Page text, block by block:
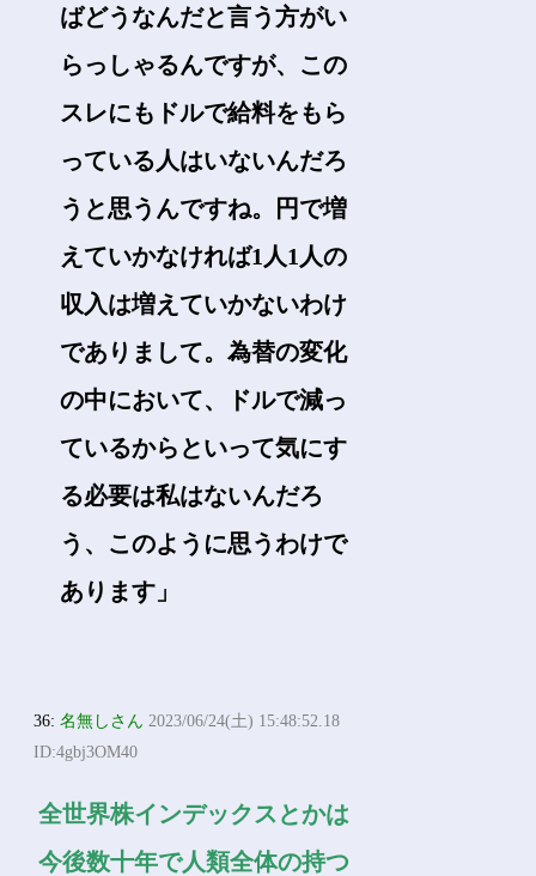
ばどうなんだと言う方がい
らっしゃるんですが、この
スレにもドルで給料をもら
っている人はいないんだろ
うと思うんですね。円で増
えていかなければ1人1人の
収入は増えていかないわけ
でありまして。為替の変化
の中において、ドルで減っ
ているからといって気にす
る必要は私はないんだろ
う、このように思うわけで
あります」
36:名無しさん 2023/06/24(土) 15:48:52.18
ID:4gbj3OM40
全世界株インデックスとかは
今後数十年で人類全体の持つ